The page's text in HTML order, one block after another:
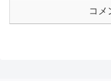
コメ